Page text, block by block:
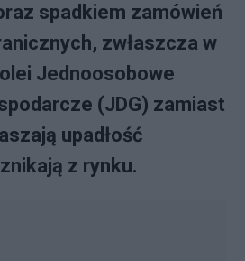
spadkiem zamówień
zwłaszcza w
Jednoosobowe
(JDG) zamiast
upadłość
z rynku.